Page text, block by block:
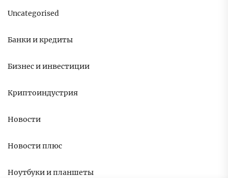
Uncategorised
Банки и кредиты
Бизнес и инвестиции
Криптоиндустрия
Новости
Новости плюс
Ноутбуки и планшеты